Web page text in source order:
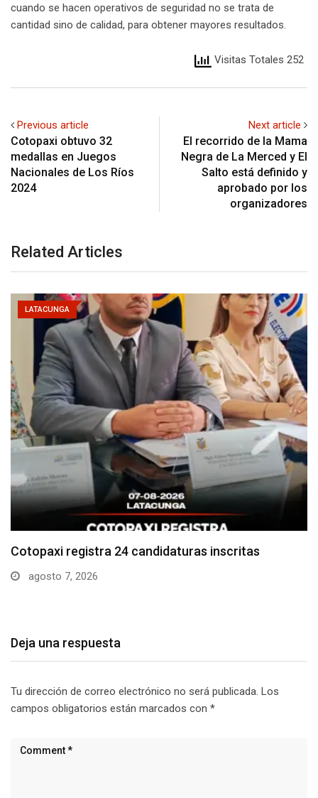
cuando se hacen operativos de seguridad no se trata de
cantidad sino de calidad, para obtener mayores resultados.
Visitas Totales 252
Previous article
Cotopaxi obtuvo 32
medallas en Juegos
Nacionales de Los Ríos
2024
Next article
El recorrido de la Mama
Negra de La Merced y El
Salto está definido y
aprobado por los
organizadores
Related Articles
LATACUNGA
Parque Nacional Cotopaxi espera alta afluencia de
visitantes…
Deja una respuesta
Tu dirección de correo electrónico no será publicada. Los
campos obligatorios están marcados con *